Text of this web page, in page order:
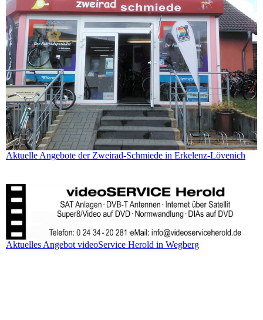
Aktuelle Angebote der Zweirad-Schmiede in Erkelenz-Lövenich
Aktuelles Angebot videoService Herold in Wegberg